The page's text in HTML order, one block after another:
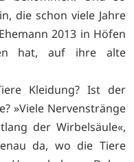
die schon viele Jahre
2013 in Höfen
hat, auf ihre alte
Kleidung? Ist der
»Viele Nervenstränge
der Wirbelsäule«,
da, wo die Tiere